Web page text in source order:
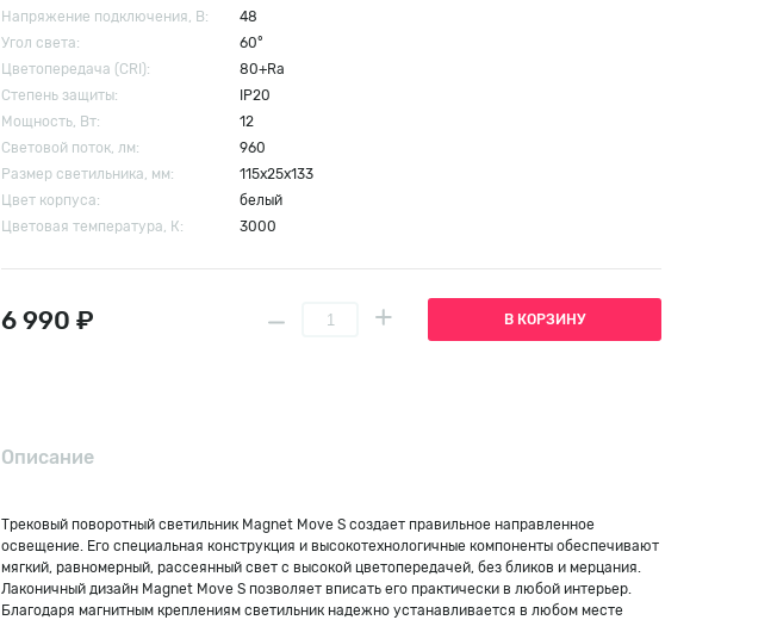
Напряжение подключения, В:
48
Угол света:
60°
Цветопередача (CRI):
80+Ra
Степень защиты:
IP20
Мощность, Вт:
12
Световой поток, лм:
960
Размер cветильника, мм:
115x25x133
Цвет корпуса:
белый
Цветовая температура, К:
3000
6 990 ₽ В КОРЗИНУ
Описание
Трековый поворотный светильник Magnet Move S создает правильное направленное
освещение. Его специальная конструкция и высокотехнологичные компоненты обеспечивают
мягкий, равномерный, рассеянный свет с высокой цветопередачей, без бликов и мерцания.
Лаконичный дизайн Magnet Move S позволяет вписать его практически в любой интерьер.
Благодаря магнитным креплениям светильник надежно устанавливается в любом месте